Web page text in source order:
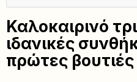
Καλοκαιρινό
ιδανικές
πρώτες βουτιές